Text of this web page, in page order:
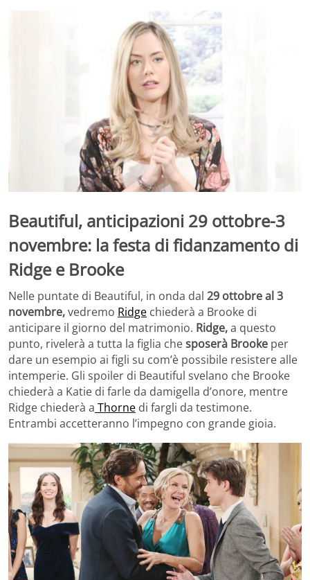
Beautiful, anticipazioni 29 ottobre-3
novembre: la festa di fidanzamento di
Ridge e Brooke
Nelle puntate di Beautiful, in onda dal 29 ottobre al 3
novembre,vedremo Ridge chiederà a Brooke di
anticipare il giorno del matrimonio. Ridge,a questo
punto, rivelerà a tutta la figlia chesposerà Brooke per
dare un esempio ai figli su com’è possibile resistere alle
intemperie. Gli spoiler di Beautiful svelano che Brooke
chiederà a Katie di farle da damigella d’onore, mentre
Ridge chiederà a Thorne di fargli da testimone.
Entrambi accetteranno l’impegno con grande gioia.